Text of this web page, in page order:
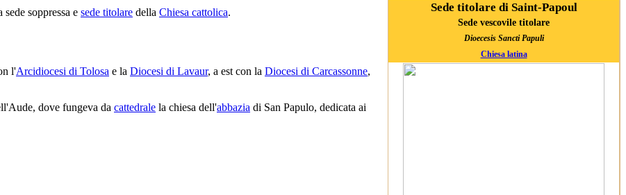
Sede titolare di Saint-Papoul
Sede vescovile titolare
Dioecesis Sancti Papuli
Chiesa latina
sede soppressa e sede titolare della Chiesa cattolica.
l'Arcidiocesi di Tolosa e la Diocesi di Lavaur, a est con la Diocesi di Carcassonne,
dove fungeva da cattedrale la chiesa dell'abbazia di San Papulo, dedicata ai